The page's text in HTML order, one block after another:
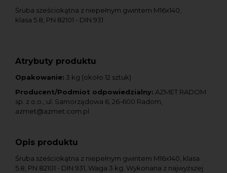
Śruba sześciokątna z niepełnym gwintem M16x140,
klasa 5.8, PN 82101 - DIN 931
Atrybuty produktu
Opakowanie: 3 kg (około 12 sztuk)
Producent/Podmiot odpowiedzialny: AZMET RADOM
sp. z o.o., ul. Samorządowa 6, 26-600 Radom,
azmet@azmet.com.pl
Opis produktu
Śruba sześciokątna z niepełnym gwintem M16x140, klasa
5.8, PN 82101 - DIN 931, Waga 3 kg, Wykonana z najwyższej